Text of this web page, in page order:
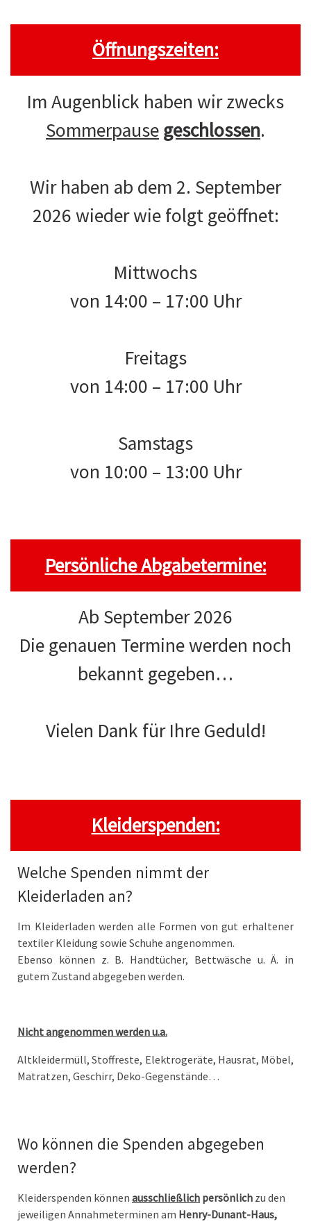
Öffnungszeiten:
Im Augenblick haben wir zwecks
Sommerpause geschlossen.
Wir haben ab dem 2. September
2026 wieder wie folgt geöffnet:
Mittwochs
von 14:00 – 17:00 Uhr
Freitags
von 14:00 – 17:00 Uhr
Samstags
von 10:00 – 13:00 Uhr
Persönliche Abgabetermine:
Ab September 2026
Die genauen Termine werden noch
bekannt gegeben…
Vielen Dank für Ihre Geduld!
Kleiderspenden:
Welche Spenden nimmt der
Kleiderladen an?
Im Kleiderladen werden alle Formen von gut erhaltener
textiler Kleidung sowie Schuhe angenommen.
Ebenso können z. B. Handtücher, Bettwäsche u. Ä. in
gutem Zustand abgegeben werden.
Nicht angenommen werden u.a.
Altkleidermüll, Stoffreste, Elektrogeräte, Hausrat, Möbel,
Matratzen, Geschirr, Deko-Gegenstände…
Wo können die Spenden abgegeben
werden?
Kleiderspenden können ausschließlich persönlich zu den
jeweiligen Annahmeterminen am Henry-Dunant-Haus,